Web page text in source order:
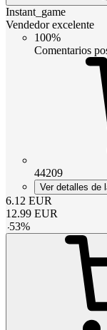
Instant_game
Vendedor excelente
100%
Comentarios
44209
Ver detalles de
6.12 EUR
12.99 EUR
-53%